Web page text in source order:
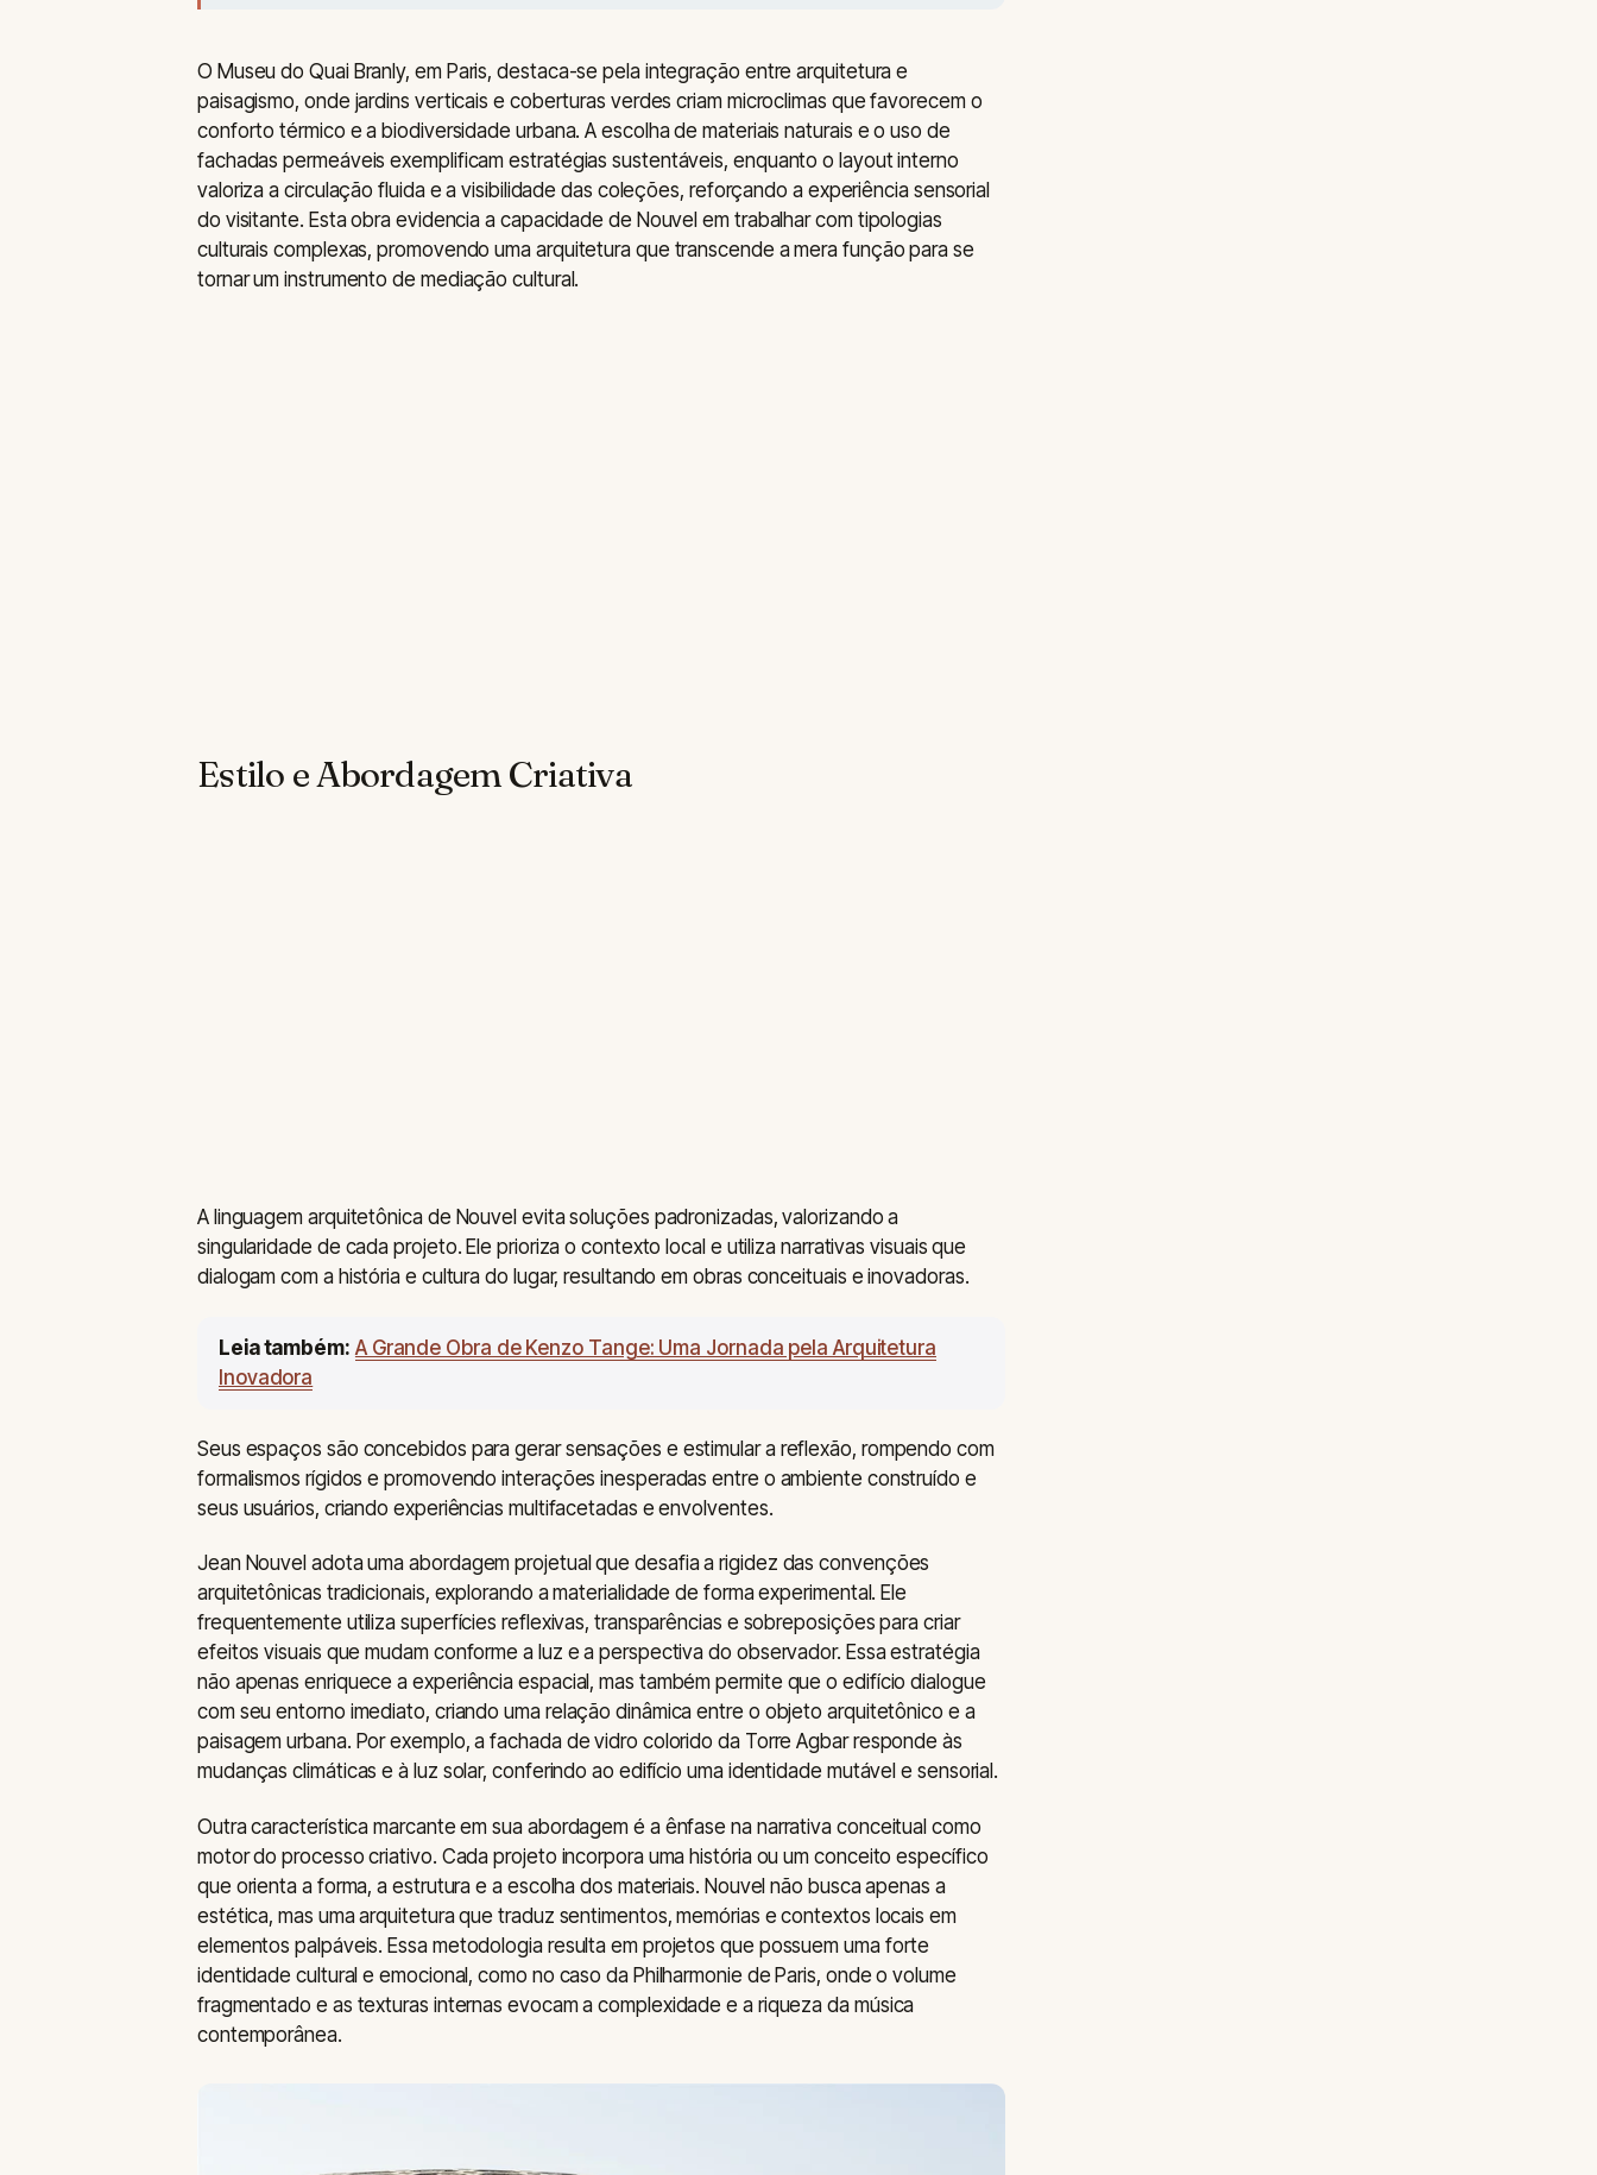
O Museu do Quai Branly, em Paris, destaca-se pela integração entre arquitetura e
paisagismo, onde jardins verticais e coberturas verdes criam microclimas que favorecem o
conforto térmico e a biodiversidade urbana. A escolha de materiais naturais e o uso de
fachadas permeáveis exemplificam estratégias sustentáveis, enquanto o layout interno
valoriza a circulação fluida e a visibilidade das coleções, reforçando a experiência sensorial
do visitante. Esta obra evidencia a capacidade de Nouvel em trabalhar com tipologias
culturais complexas, promovendo uma arquitetura que transcende a mera função para se
tornar um instrumento de mediação cultural.
Estilo e Abordagem Criativa
A linguagem arquitetônica de Nouvel evita soluções padronizadas, valorizando a
singularidade de cada projeto. Ele prioriza o contexto local e utiliza narrativas visuais que
dialogam com a história e cultura do lugar, resultando em obras conceituais e inovadoras.
Leia também: A Grande Obra de Kenzo Tange: Uma Jornada pela Arquitetura
Inovadora
Seus espaços são concebidos para gerar sensações e estimular a reflexão, rompendo com
formalismos rígidos e promovendo interações inesperadas entre o ambiente construído e
seus usuários, criando experiências multifacetadas e envolventes.
Jean Nouvel adota uma abordagem projetual que desafia a rigidez das convenções
arquitetônicas tradicionais, explorando a materialidade de forma experimental. Ele
frequentemente utiliza superfícies reflexivas, transparências e sobreposições para criar
efeitos visuais que mudam conforme a luz e a perspectiva do observador. Essa estratégia
não apenas enriquece a experiência espacial, mas também permite que o edifício dialogue
com seu entorno imediato, criando uma relação dinâmica entre o objeto arquitetônico e a
paisagem urbana. Por exemplo, a fachada de vidro colorido da Torre Agbar responde às
mudanças climáticas e à luz solar, conferindo ao edifício uma identidade mutável e sensorial.
Outra característica marcante em sua abordagem é a ênfase na narrativa conceitual como
motor do processo criativo. Cada projeto incorpora uma história ou um conceito específico
que orienta a forma, a estrutura e a escolha dos materiais. Nouvel não busca apenas a
estética, mas uma arquitetura que traduz sentimentos, memórias e contextos locais em
elementos palpáveis. Essa metodologia resulta em projetos que possuem uma forte
identidade cultural e emocional, como no caso da Philharmonie de Paris, onde o volume
fragmentado e as texturas internas evocam a complexidade e a riqueza da música
contemporânea.